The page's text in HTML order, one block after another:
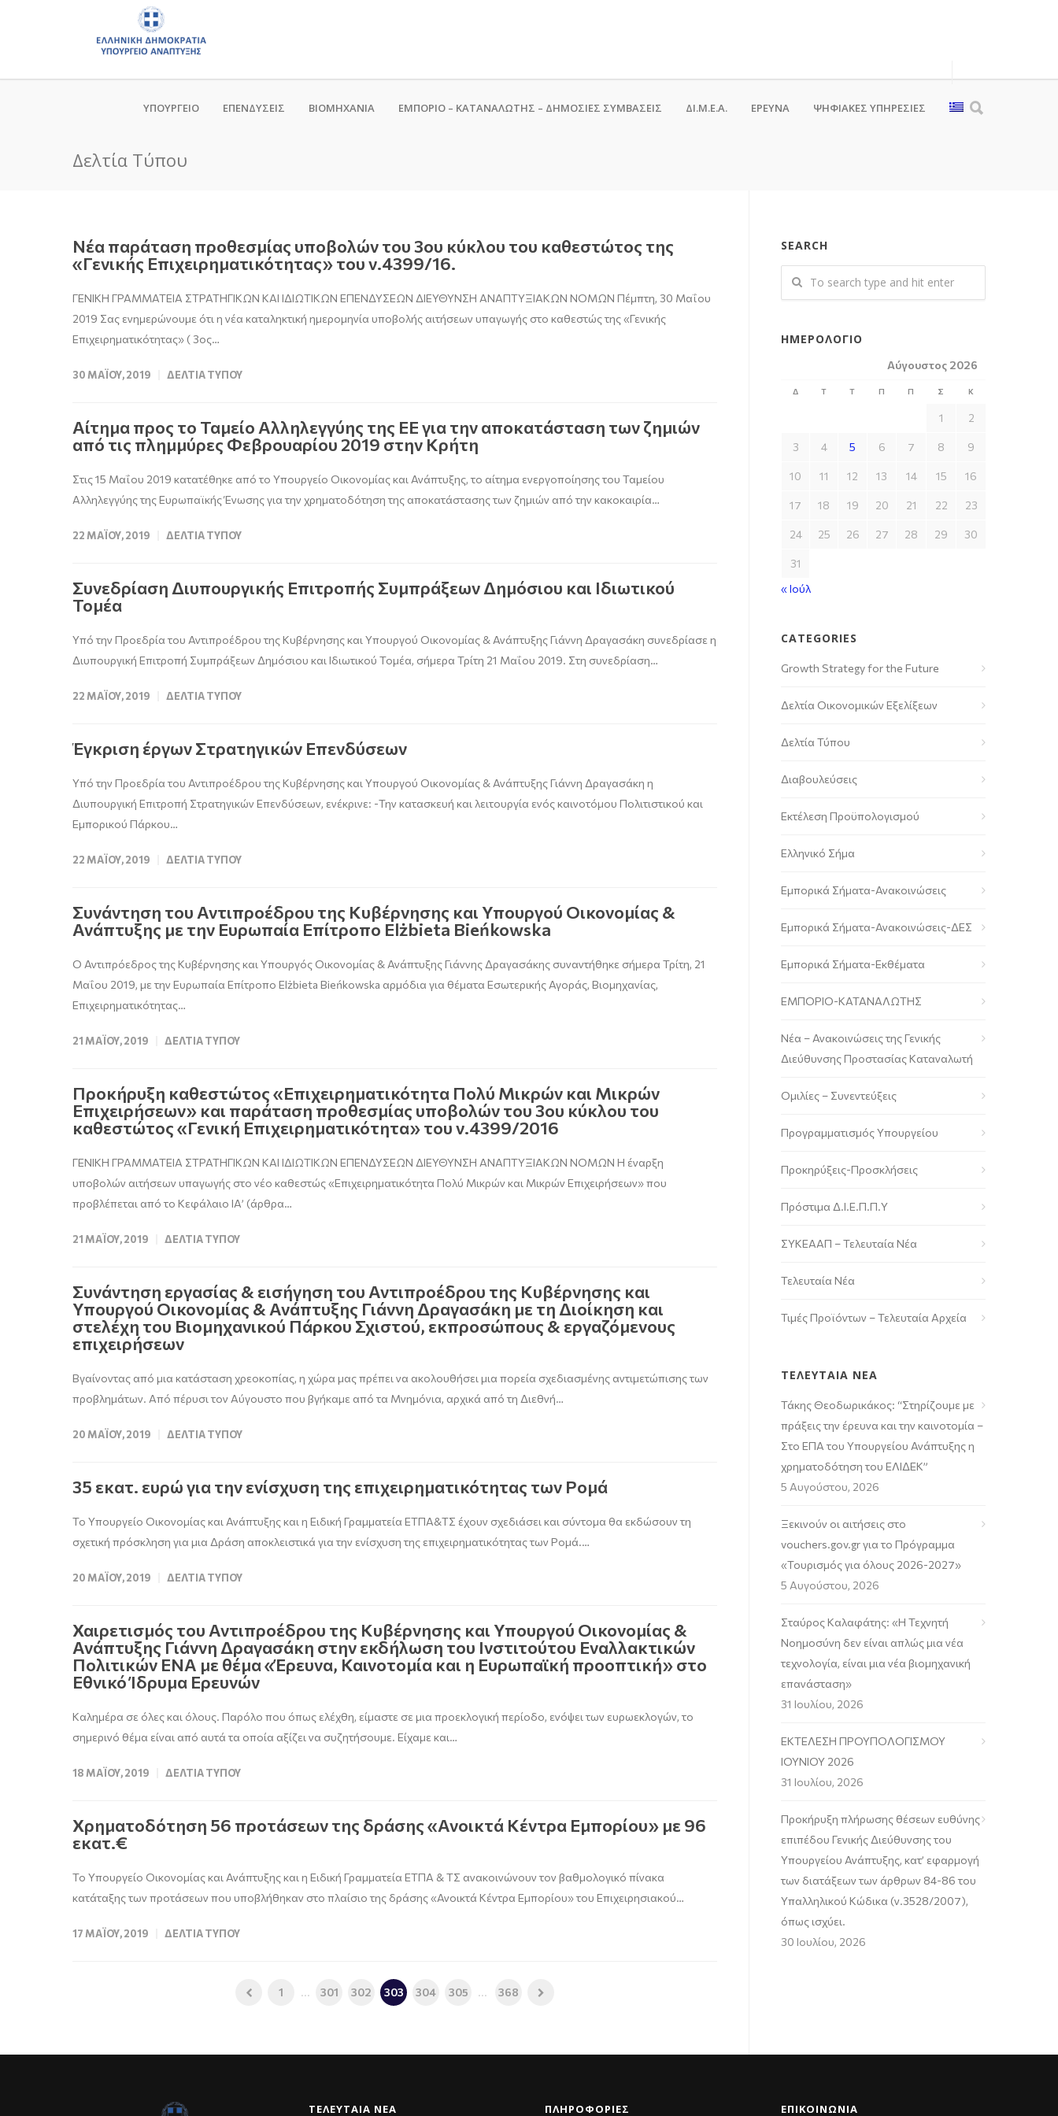
ΥΠΟΥΡΓΕΙΟ ΕΠΕΝΔΥΣΕΙΣ ΒΙΟΜΗΧΑΝΙΑ ΕΜΠΟΡΙΟ – ΚΑΤΑΝΑΛΩΤΗΣ – ΔΗΜΟΣΙΕΣ ΣΥΜΒΑΣΕΙΣ ΔΙ.Μ.Ε.Α. ΕΡΕΥΝΑ ΨΗΦΙΑΚΈΣ ΥΠΗΡΕΣΊΕΣ
Δελτία Τύπου
Νέα παράταση προθεσμίας υποβολών του 3ου κύκλου του καθεστώτος της
«Γενικής Επιχειρηματικότητας» του ν.4399/16.
ΓΕΝΙΚΗ ΓΡΑΜΜΑΤΕΙΑ ΣΤΡΑΤΗΓΙΚΩΝ ΚΑΙ ΙΔΙΩΤΙΚΩΝ ΕΠΕΝΔΥΣΕΩΝ ΔΙΕΥΘΥΝΣΗ ΑΝΑΠΤΥΞΙΑΚΩΝ ΝΟΜΩΝ Πέμπτη, 30 Μαΐου
2019 Σας ενημερώνουμε ότι η νέα καταληκτική ημερομηνία υποβολής αιτήσεων υπαγωγής στο καθεστώς της «Γενικής
Επιχειρηματικότητας» ( 3ος…
30 ΜΑΪ́ΟΥ, 2019 ΔΕΛΤΊΑ ΤΎΠΟΥ
Αίτημα προς το Ταμείο Αλληλεγγύης της ΕΕ για την αποκατάσταση των ζημιών
από τις πλημμύρες Φεβρουαρίου 2019 στην Κρήτη
Στις 15 Μαΐου 2019 κατατέθηκε από το Υπουργείο Οικονομίας και Ανάπτυξης, το αίτημα ενεργοποίησης του Ταμείου
Αλληλεγγύης της Ευρωπαϊκής Ένωσης για την χρηματοδότηση της αποκατάστασης των ζημιών από την κακοκαιρία…
22 ΜΑΪ́ΟΥ, 2019 ΔΕΛΤΊΑ ΤΎΠΟΥ
Συνεδρίαση Διυπουργικής Επιτροπής Συμπράξεων Δημόσιου και Ιδιωτικού
Τομέα
Υπό την Προεδρία του Αντιπροέδρου της Κυβέρνησης και Υπουργού Οικονομίας & Ανάπτυξης Γιάννη Δραγασάκη συνεδρίασε η
Διυπουργική Επιτροπή Συμπράξεων Δημόσιου και Ιδιωτικού Τομέα, σήμερα Τρίτη 21 Μαΐου 2019. Στη συνεδρίαση…
22 ΜΑΪ́ΟΥ, 2019 ΔΕΛΤΊΑ ΤΎΠΟΥ
Έγκριση έργων Στρατηγικών Επενδύσεων
Υπό την Προεδρία του Αντιπροέδρου της Κυβέρνησης και Υπουργού Οικονομίας & Ανάπτυξης Γιάννη Δραγασάκη η
Διυπουργική Επιτροπή Στρατηγικών Επενδύσεων, ενέκρινε: -Την κατασκευή και λειτουργία ενός καινοτόμου Πολιτιστικού και
Εμπορικού Πάρκου…
22 ΜΑΪ́ΟΥ, 2019 ΔΕΛΤΊΑ ΤΎΠΟΥ
Συνάντηση του Αντιπροέδρου της Κυβέρνησης και Υπουργού Οικονομίας &
Ανάπτυξης με την Ευρωπαία Επίτροπο Elżbieta Bieńkowska
Ο Αντιπρόεδρος της Κυβέρνησης και Υπουργός Οικονομίας & Ανάπτυξης Γιάννης Δραγασάκης συναντήθηκε σήμερα Τρίτη, 21
Μαΐου 2019, με την Ευρωπαία Επίτροπο Elżbieta Bieńkowska αρμόδια για θέματα Εσωτερικής Αγοράς, Βιομηχανίας,
Επιχειρηματικότητας…
21 ΜΑΪ́ΟΥ, 2019 ΔΕΛΤΊΑ ΤΎΠΟΥ
Προκήρυξη καθεστώτος «Επιχειρηματικότητα Πολύ Μικρών και Μικρών
Επιχειρήσεων» και παράταση προθεσμίας υποβολών του 3ου κύκλου του
καθεστώτος «Γενική Επιχειρηματικότητα» του ν.4399/2016
ΓΕΝΙΚΗ ΓΡΑΜΜΑΤΕΙΑ ΣΤΡΑΤΗΓΙΚΩΝ ΚΑΙ ΙΔΙΩΤΙΚΩΝ ΕΠΕΝΔΥΣΕΩΝ ΔΙΕΥΘΥΝΣΗ ΑΝΑΠΤΥΞΙΑΚΩΝ ΝΟΜΩΝ Η έναρξη
υποβολών αιτήσεων υπαγωγής στο νέο καθεστώς «Επιχειρηματικότητα Πολύ Μικρών και Μικρών Επιχειρήσεων» που
προβλέπεται από το Κεφάλαιο ΙΑ’ (άρθρα…
21 ΜΑΪ́ΟΥ, 2019 ΔΕΛΤΊΑ ΤΎΠΟΥ
Συνάντηση εργασίας & εισήγηση του Αντιπροέδρου της Κυβέρνησης και
Υπουργού Οικονομίας & Ανάπτυξης Γιάννη Δραγασάκη με τη Διοίκηση και
στελέχη του Βιομηχανικού Πάρκου Σχιστού, εκπροσώπους & εργαζόμενους
επιχειρήσεων
Βγαίνοντας από μια κατάσταση χρεοκοπίας, η χώρα μας πρέπει να ακολουθήσει μια πορεία σχεδιασμένης αντιμετώπισης των
προβλημάτων. Από πέρυσι τον Αύγουστο που βγήκαμε από τα Μνημόνια, αρχικά από τη Διεθνή…
20 ΜΑΪ́ΟΥ, 2019 ΔΕΛΤΊΑ ΤΎΠΟΥ
35 εκατ. ευρώ για την ενίσχυση της επιχειρηματικότητας των Ρομά
Το Υπουργείο Οικονομίας και Ανάπτυξης και η Ειδική Γραμματεία ΕΤΠΑ&ΤΣ έχουν σχεδιάσει και σύντομα θα εκδώσουν τη
σχετική πρόσκληση για μια Δράση αποκλειστικά για την ενίσχυση της επιχειρηματικότητας των Ρομά.…
20 ΜΑΪ́ΟΥ, 2019 ΔΕΛΤΊΑ ΤΎΠΟΥ
Χαιρετισμός του Αντιπροέδρου της Κυβέρνησης και Υπουργού Οικονομίας &
Ανάπτυξης Γιάννη Δραγασάκη στην εκδήλωση του Ινστιτούτου Εναλλακτικών
Πολιτικών ΕΝΑ με θέμα «Έρευνα, Καινοτομία και η Ευρωπαϊκή προοπτική» στο
Εθνικό Ίδρυμα Ερευνών
Καλημέρα σε όλες και όλους. Παρόλο που όπως ελέχθη, είμαστε σε μια προεκλογική περίοδο, ενόψει των ευρωεκλογών, το
σημερινό θέμα είναι από αυτά τα οποία αξίζει να συζητήσουμε. Είχαμε και…
18 ΜΑΪ́ΟΥ, 2019 ΔΕΛΤΊΑ ΤΎΠΟΥ
Χρηματοδότηση 56 προτάσεων της δράσης «Ανοικτά Κέντρα Εμπορίου» με 96
εκατ.€
Το Υπουργείο Οικονομίας και Ανάπτυξης και η Ειδική Γραμματεία ΕΤΠΑ & ΤΣ ανακοινώνουν τον βαθμολογικό πίνακα
κατάταξης των προτάσεων που υποβλήθηκαν στο πλαίσιο της δράσης «Ανοικτά Κέντρα Εμπορίου» του Επιχειρησιακού…
17 ΜΑΪ́ΟΥ, 2019 ΔΕΛΤΊΑ ΤΎΠΟΥ
1 ... 301 302 303 304 305 ... 368
SEARCH
ΗΜΕΡΟΛΌΓΙΟ
Αύγουστος 2026
Δ Τ Τ Π Π Σ Κ
1 2
3 4 5 6 7 8 9
10 11 12 13 14 15 16
17 18 19 20 21 22 23
24 25 26 27 28 29 30
31
« Ιούλ
CATEGORIES
Growth Strategy for the Future
Δελτία Οικονομικών Εξελίξεων
Δελτία Τύπου
Διαβουλεύσεις
Εκτέλεση Προϋπολογισμού
Ελληνικό Σήμα
Εμπορικά Σήματα-Ανακοινώσεις
Εμπορικά Σήματα-Ανακοινώσεις-ΔΕΣ
Εμπορικά Σήματα-Εκθέματα
ΕΜΠΟΡΙΟ-ΚΑΤΑΝΑΛΩΤΗΣ
Νέα – Ανακοινώσεις της Γενικής
Διεύθυνσης Προστασίας Καταναλωτή
Ομιλίες – Συνεντεύξεις
Προγραμματισμός Υπουργείου
Προκηρύξεις-Προσκλήσεις
Πρόστιμα Δ.Ι.Ε.Π.Π.Υ
ΣΥΚΕΑΑΠ – Τελευταία Νέα
Τελευταία Νέα
Τιμές Προϊόντων – Τελευταία Αρχεία
ΤΕΛΕΥΤΑΙΑ ΝΕΑ
Τάκης Θεοδωρικάκος: “Στηρίζουμε με
πράξεις την έρευνα και την καινοτομία –
Στο ΕΠΑ του Υπουργείου Ανάπτυξης η
χρηματοδότηση του ΕΛΙΔΕΚ”
5 Αυγούστου, 2026
Ξεκινούν οι αιτήσεις στο
vouchers.gov.gr για το Πρόγραμμα
«Τουρισμός για όλους 2026-2027»
5 Αυγούστου, 2026
Σταύρος Καλαφάτης: «Η Τεχνητή
Νοημοσύνη δεν είναι απλώς μια νέα
τεχνολογία, είναι μια νέα βιομηχανική
επανάσταση»
31 Ιουλίου, 2026
ΕΚΤΕΛΕΣΗ ΠΡΟΥΠΟΛΟΓΙΣΜΟΥ
ΙΟΥΝΙΟΥ 2026
31 Ιουλίου, 2026
Προκήρυξη πλήρωσης θέσεων ευθύνης
επιπέδου Γενικής Διεύθυνσης του
Υπουργείου Ανάπτυξης, κατ’ εφαρμογή
των διατάξεων των άρθρων 84-86 του
Υπαλληλικού Κώδικα (ν.3528/2007),
όπως ισχύει.
30 Ιουλίου, 2026
ΤΕΛΕΥΤΑΊΑ ΝΈΑ ΠΛΗΡΟΦΟΡΙΕΣ ΕΠΙΚΟΙΝΩΝΊΑ